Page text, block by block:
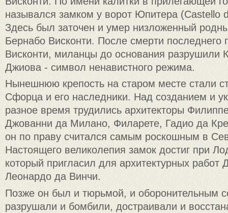
назывался зам­ком у ворот Юпитера (Castello
Здесь был заточен и умер низложенный
Бернабо Висконти. После смерти последнего
Висконти, миланцы до основания разрушили
Джиова - символ нена­вистного режима.
Нынешнюю крепость на ста­ром месте стали
Сфорца и его наследники. Над созданием и
разное время трудились архитек­торы
Джованни да Милано, Филарете, Гадио да
он по праву считался самым роскошным в
Настоящего великолепия замок достиг при
который пригласил для архитектурных работ
Леонардо да Винчи.
Позже он был и тюрьмой, и оборонительным
разрушали и бомбили, достра­ивали и